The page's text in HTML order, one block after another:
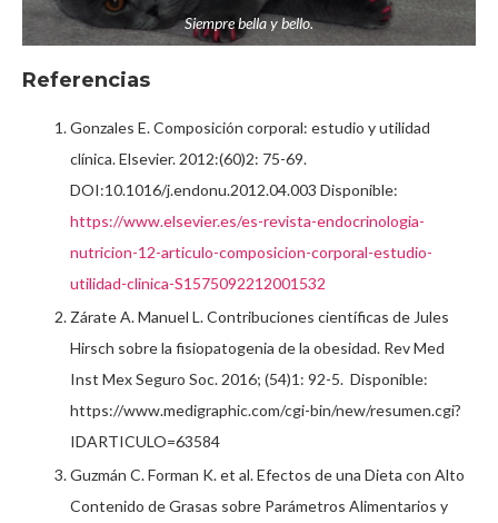
Siempre bella y bello.
Referencias
Gonzales E. Composición corporal: estudio y utilidad
clínica. Elsevier. 2012:(60)2: 75-69.
DOI:10.1016/j.endonu.2012.04.003 Disponible:
https://www.elsevier.es/es-revista-endocrinologia-
nutricion-12-articulo-composicion-corporal-estudio-
utilidad-clinica-S1575092212001532
Zárate A. Manuel L. Contribuciones científicas de Jules
Hirsch sobre la fisiopatogenia de la obesidad. Rev Med
Inst Mex Seguro Soc. 2016; (54)1: 92-5. Disponible:
https://www.medigraphic.com/cgi-bin/new/resumen.cgi?
IDARTICULO=63584
Guzmán C. Forman K. et al. Efectos de una Dieta con Alto
Contenido de Grasas sobre Parámetros Alimentarios y